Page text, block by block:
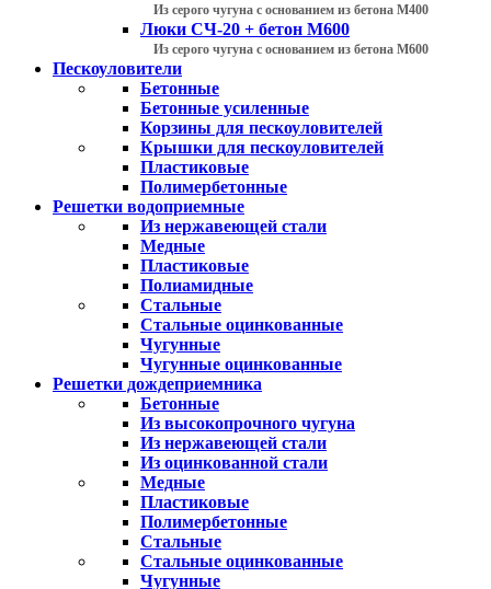
Из серого чугуна с основанием из бетона М400
Люки СЧ-20 + бетон М600
Из серого чугуна с основанием из бетона М600
Пескоуловители
Бетонные
Бетонные усиленные
Корзины для пескоуловителей
Крышки для пескоуловителей
Пластиковые
Полимербетонные
Решетки водоприемные
Из нержавеющей стали
Медные
Пластиковые
Полиамидные
Стальные
Стальные оцинкованные
Чугунные
Чугунные оцинкованные
Решетки дождеприемника
Бетонные
Из высокопрочного чугуна
Из нержавеющей стали
Из оцинкованной стали
Медные
Пластиковые
Полимербетонные
Стальные
Стальные оцинкованные
Чугунные